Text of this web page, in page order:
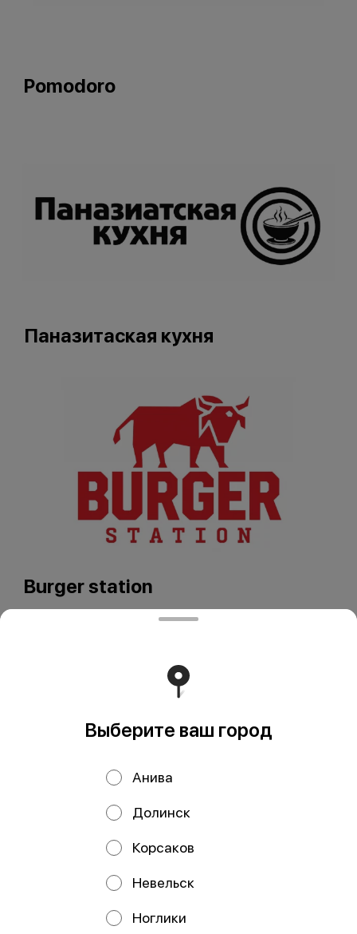
Pomodoro
Паназитаская кухня
Burger station
ООО "МЕГАБЕРЕЗКА.КОМ" Юридический адрес:
693005, Сахалинская область, г. Южно-Сахалинск, ул.
ОГРН 1196501005799 Расчетный счет
40702810350340004382 ДАЛЬНЕВОСТОЧНЫЙ БАНК
30101810600000000608
Политика конфиденциальности
Выберите ваш город
Анива
Долинск
Корсаков
Невельск
Ноглики